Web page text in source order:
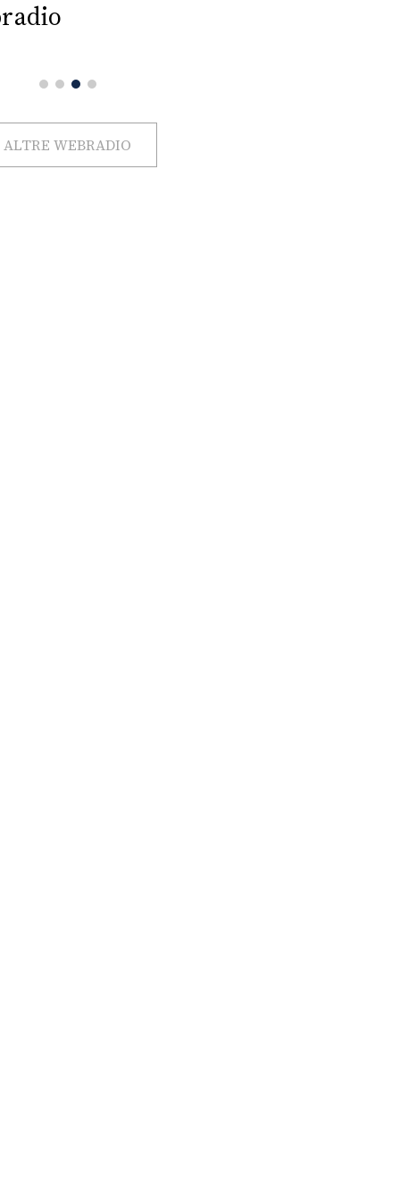
ALTRE WEBRADIO